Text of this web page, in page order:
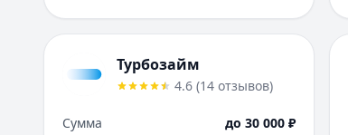
Турбозайм
4.6 (14 отзывов)
Сумма
до 30 000 ₽